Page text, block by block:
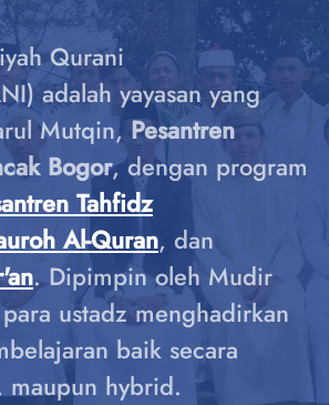
Qurani
adalah yayasan yang
Mutqin,Pesantren
Bogor, dengan program
Tahfidz
Al-Quran, dan
. Dipimpin oleh Mudir
ustadz menghadirkan
baik secara
hybrid.